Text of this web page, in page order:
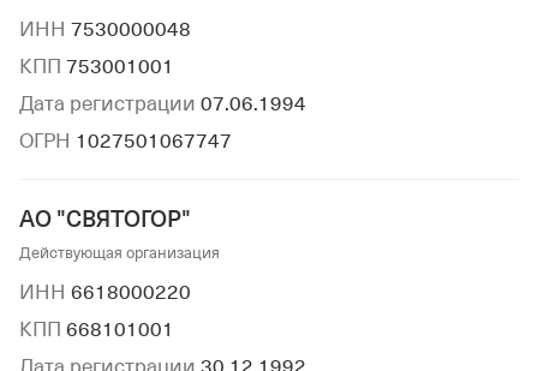
ИНН 7530000048
КПП 753001001
Дата регистрации 07.06.1994
ОГРН 1027501067747
АО "СВЯТОГОР"
Действующая организация
ИНН 6618000220
КПП 668101001